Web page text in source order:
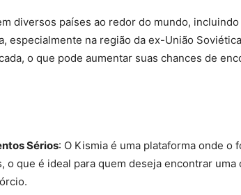
diversos países ao redor do mundo, incluindo
especialmente na região da ex-União
o que pode aumentar suas chances de
Sérios: O Kismia é uma plataforma onde o
o que é ideal para quem deseja encontrar uma